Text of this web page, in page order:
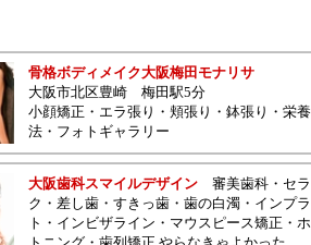
骨格ボディメイク大阪梅田モナリサ
大阪市北区豊崎
梅田駅5分
小顔矯正 ・ エラ張り ・ 頬張り ・ 鉢張り ・ 栄
法 ・ フォトギャラリー
大阪歯科スマイルデザイン 審美歯科 ・ セ
ク ・ 差し歯 ・ すきっ歯 ・ 歯の白濁 ・ インプ
ト ・ インビザライン ・ マウスピース矯正 ・